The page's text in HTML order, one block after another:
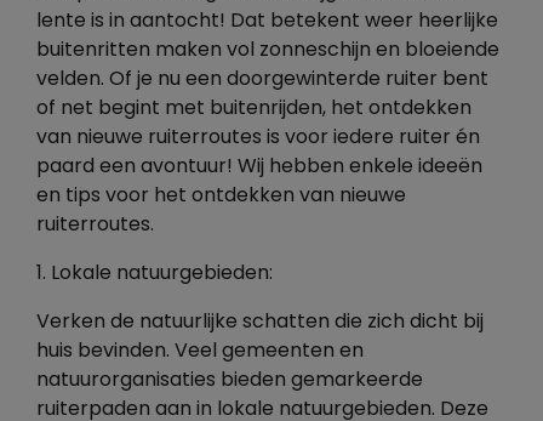
lente is in aantocht! Dat betekent weer heerlijke
buitenritten maken vol zonneschijn en bloeiende
velden. Of je nu een doorgewinterde ruiter bent
of net begint met buitenrijden, het ontdekken
van nieuwe ruiterroutes is voor iedere ruiter én
paard een avontuur! Wij hebben enkele ideeën
en tips voor het ontdekken van nieuwe
ruiterroutes.
1. Lokale natuurgebieden:
Verken de natuurlijke schatten die zich dicht bij
huis bevinden. Veel gemeenten en
natuurorganisaties bieden gemarkeerde
ruiterpaden aan in lokale natuurgebieden. Deze